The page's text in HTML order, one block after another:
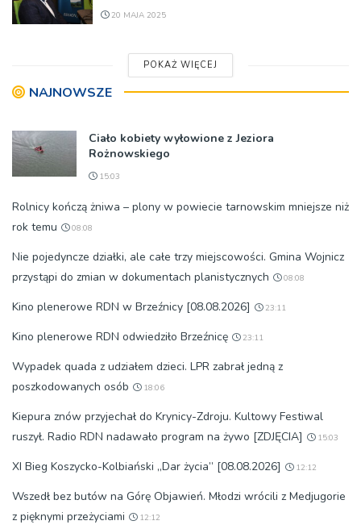
20 MAJA 2025
POKAŻ WIĘCEJ
NAJNOWSZE
Ciało kobiety wyłowione z Jeziora
Rożnowskiego
15:03
Rolnicy kończą żniwa – plony w powiecie tarnowskim mniejsze niż
rok temu
08:08
Nie pojedyncze działki, ale całe trzy miejscowości. Gmina Wojnicz
przystąpi do zmian w dokumentach planistycznych
08:08
Kino plenerowe RDN w Brzeźnicy [08.08.2026] 23:11
Kino plenerowe RDN odwiedziło Brzeźnicę 23:11
Wypadek quada z udziałem dzieci. LPR zabrał jedną z
poszkodowanych osób
18:06
Kiepura znów przyjechał do Krynicy-Zdroju. Kultowy Festiwal
ruszył. Radio RDN nadawało program na żywo [ZDJĘCIA]
15:03
XI Bieg Koszycko-Kolbiański „Dar życia” [08.08.2026] 12:12
Wszedł bez butów na Górę Objawień. Młodzi wrócili z Medjugorie
z pięknymi przeżyciami
12:12